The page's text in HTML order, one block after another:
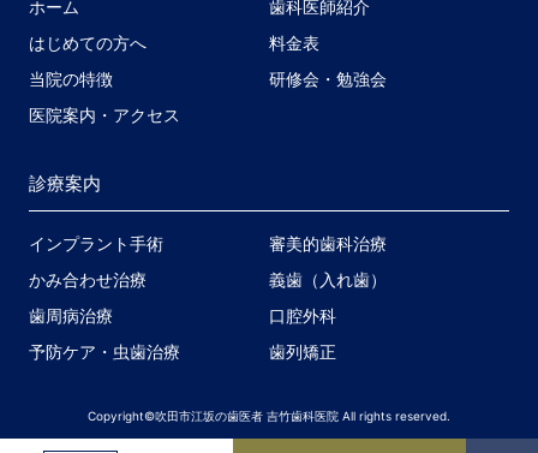
ホーム
はじめての方へ
当院の特徴
医院案内・アクセス
歯科医師紹介
料金表
研修会・勉強会
診療案内
インプラント手術
かみ合わせ治療
歯周病治療
予防ケア・虫歯治療
審美的歯科治療
義歯（入れ歯）
口腔外科
歯列矯正
Copyright©吹田市江坂の歯医者 吉竹歯科医院 All rights reserved.